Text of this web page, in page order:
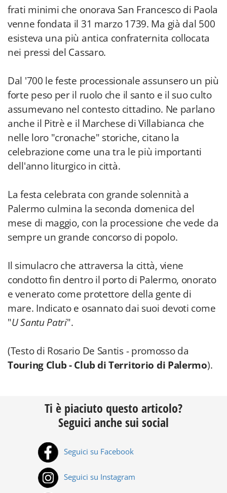
frati minimi che onorava San Francesco di Paola
venne fondata il 31 marzo 1739. Ma già dal 500
esisteva una più antica confraternita collocata
nei pressi del Cassaro.
Dal '700 le feste processionale assunsero un più
forte peso per il ruolo che il santo e il suo culto
assumevano nel contesto cittadino. Ne parlano
anche il Pitrè e il Marchese di Villabianca che
nelle loro "cronache" storiche, citano la
celebrazione come una tra le più importanti
dell'anno liturgico in città.
La festa celebrata con grande solennità a
Palermo culmina la seconda domenica del
mese di maggio, con la processione che vede da
sempre un grande concorso di popolo.
Il simulacro che attraversa la città, viene
condotto fin dentro il porto di Palermo, onorato
e venerato come protettore della gente di
mare. Indicato e osannato dai suoi devoti come
"U Santu Patri".
(Testo di Rosario De Santis - promosso da
Touring Club - Club di Territorio di Palermo).
Ti è piaciuto questo articolo?
Seguici anche sui social
Seguici su Facebook
Seguici su Instagram